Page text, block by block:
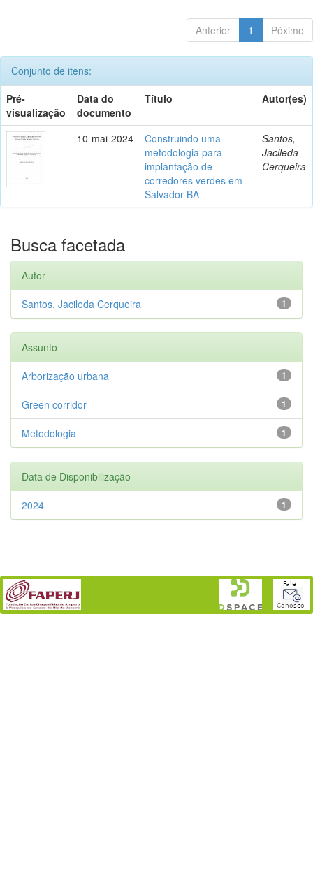
Anterior 1 Póximo
Conjunto de itens:
Pré-
visualização
Data do
documento
Título Autor(es)
10-mai-2024
Construindo uma
metodologia para
implantação de
corredores verdes em
Salvador-BA
Santos,
Jacileda
Cerqueira
Busca facetada
Autor
1
Santos, Jacileda Cerqueira
Assunto
1
Arborização urbana
1
Green corridor
1
Metodologia
Data de Disponibilização
1
2024